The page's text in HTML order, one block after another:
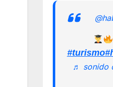
#turismo
♬ sonido